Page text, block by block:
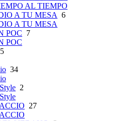
AL TIEMPO
A TU MESA 6
A TU MESA
POC 7
POC
34
2
27